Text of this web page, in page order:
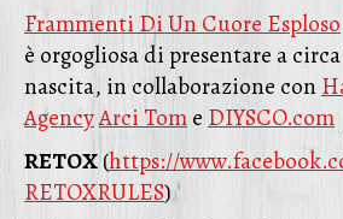
Frammenti Di Un Cuore Esploso
è orgogliosa di presentare a
nascita, in collaborazione con
AgencyArci Tome DIYSCO.com
RETOX(https://
RETOXRULES)